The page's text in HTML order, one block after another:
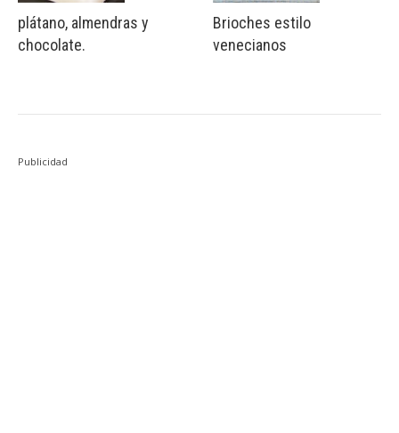
plátano, almendras y
chocolate.
Brioches estilo
venecianos
Publicidad